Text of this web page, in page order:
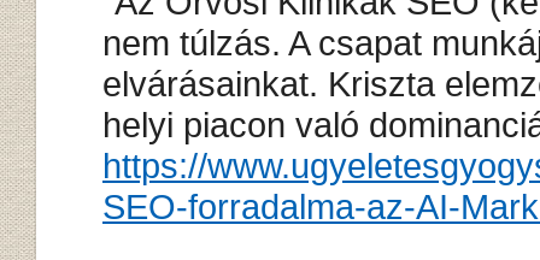
nem túlzás. A csapat
elvárásainkat. Kriszta
helyi piacon való
https://
SEO-forradalma-az-AI-